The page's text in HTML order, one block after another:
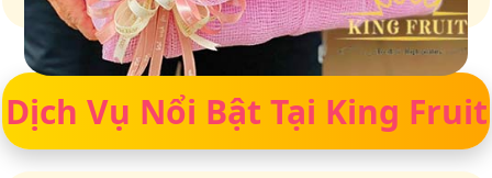
Dịch Vụ Nổi Bật Tại King Fruit